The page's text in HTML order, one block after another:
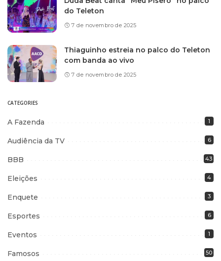
do Teleton
7 de novembro de 2025
Thiaguinho estreia no palco do Teleton
com banda ao vivo
7 de novembro de 2025
CATEGORIES
A Fazenda 1
Audiência da TV 6
BBB 43
Eleições 4
Enquete 3
Esportes 6
Eventos 1
Famosos 50